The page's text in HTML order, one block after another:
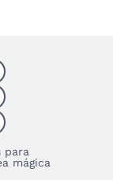
para
mágica